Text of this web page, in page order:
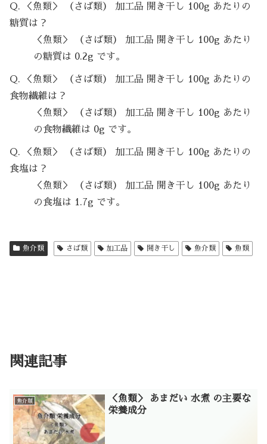
Q. ＜魚類＞ （さば類） 加工品 開き干し 100g あたりの
糖質は？
＜魚類＞ （さば類） 加工品 開き干し 100g あたり
の糖質は 0.2g です。
Q. ＜魚類＞ （さば類） 加工品 開き干し 100g あたりの
食物繊維は？
＜魚類＞ （さば類） 加工品 開き干し 100g あたり
の食物繊維は 0g です。
Q. ＜魚類＞ （さば類） 加工品 開き干し 100g あたりの
食塩は？
＜魚類＞ （さば類） 加工品 開き干し 100g あたり
の食塩は 1.7g です。
魚介類 さば類 加工品 開き干し 魚介類 魚類
関連記事
魚介類
＜魚類＞ あまだい 水煮 の主要な
栄養成分